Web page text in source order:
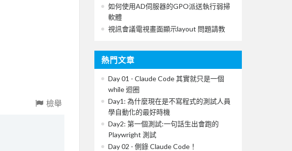
檢舉
如何使用AD伺服器的GPO派送執行弱掃
軟體
視訊會議電視畫面顯示layout 問題請教
熱門文章
Day 01 - Claude Code 其實就只是一個
while 迴圈
Day1: 為什麼現在是不寫程式的測試人員
學自動化的最好時機
Day2: 第一個測試:一句話生出會跑的
Playwright 測試
Day 02 - 側錄 Claude Code！